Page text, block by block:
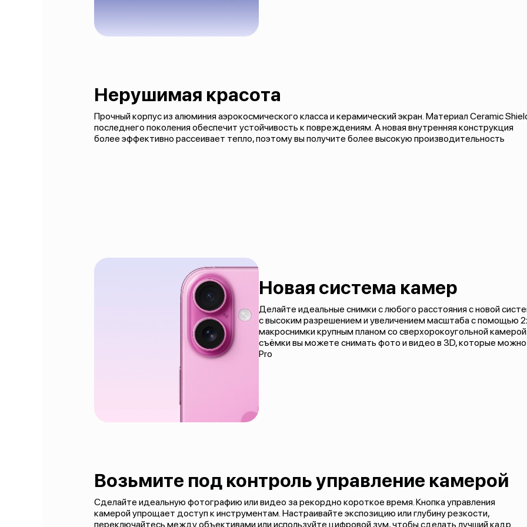
Нерушимая красота
Прочный корпус из алюминия аэрокосмического класса и керамический экран. Материал Ceramic
последнего поколения обеспечит устойчивость к повреждениям. А новая внутренняя конструкция
более эффективно рассеивает тепло, поэтому вы получите более высокую производительность
Новая система камер
Делайте идеальные снимки с любого расстояния с новой
с высоким разрешением и увеличением масштаба с помощью
макроснимки крупным планом со сверхорокоугольной
съёмки вы можете снимать фото и видео в 3D, которые
Pro
Возьмите под контроль управление камерой
Сделайте идеальную фотографию или видео за рекордно короткое время. Кнопка управления
камерой упрощает доступ к инструментам. Настраивайте экспозицию или глубину резкости,
переключайтесь между объективами или используйте цифровой зум, чтобы сделать лучший кадр